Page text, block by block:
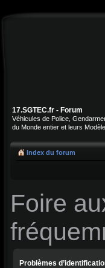
17.SGTEC.fr - Forum
Véhicules de Police,
du Monde entier et leurs
Index du forum
Foire
Problèmes